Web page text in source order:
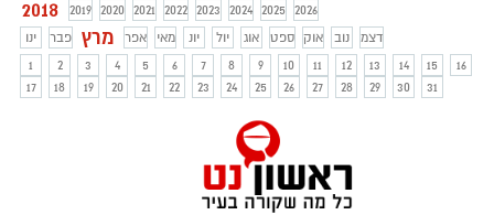
2018 2019 2020 2021 2022 2023 2024 2025
2026
ינו
פבר מרץ אפר מאי יונ יול אוג ספט אוק נוב
דצמ
1
2 3 4 5 6 7 8 9 10 11 12 13 14 15
16
17
18 19 20 21 22 23 24 25 26 27 28 29 30 31